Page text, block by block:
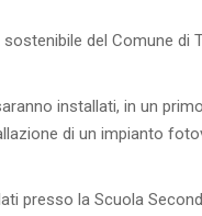
del Comune di
installati, in un
di un impianto
presso la Scuola